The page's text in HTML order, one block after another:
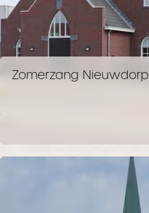
Zomerzang Nieuwdorp